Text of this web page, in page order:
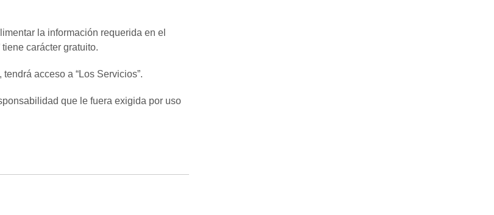
la información requerida en el
carácter gratuito.
acceso a “Los Servicios”.
que le fuera exigida por uso